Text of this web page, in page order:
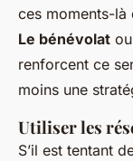
ces moments-là
Le bénévolat
renforcent ce
moins une
Utiliser les
S’il est tentant